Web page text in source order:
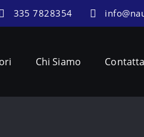
335 7828354
Chi Siamo